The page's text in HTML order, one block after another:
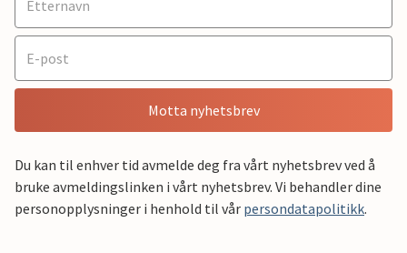
Motta nyhetsbrev
Du kan til enhver tid avmelde deg fra vårt nyhetsbrev ved å
bruke avmeldingslinken i vårt nyhetsbrev. Vi behandler dine
personopplysninger i henhold til vår persondatapolitikk.